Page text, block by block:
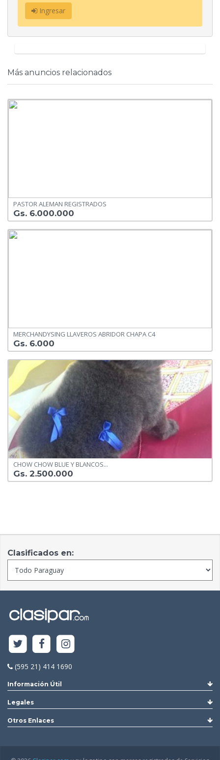
Ingresar
Más anuncios relacionados
PASTOR ALEMAN REGISTRADOS
Gs. 6.000.000
MERCHANDYSING LLAVEROS ABRIDOR CHAPA C4
Gs. 6.000
CHOW CHOW BLUE Y BLANCOS...
Gs. 2.500.000
Clasificados en:
(595 21) 414 1690
Información Útil
Legales
Otros Enlaces